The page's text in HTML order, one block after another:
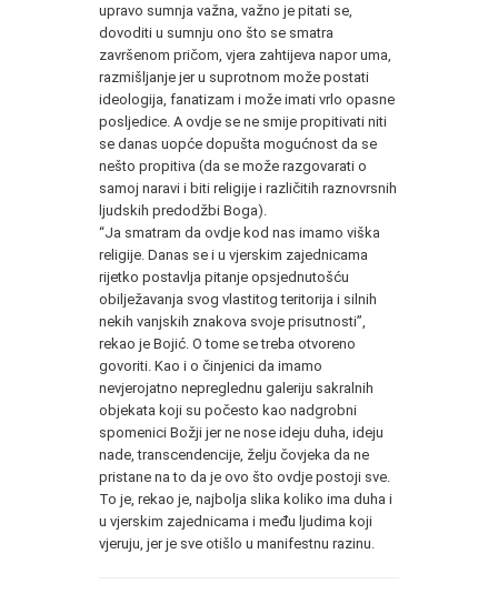
upravo sumnja važna, važno je pitati se,
dovoditi u sumnju ono što se smatra
završenom pričom, vjera zahtijeva napor uma,
razmišljanje jer u suprotnom može postati
ideologija, fanatizam i može imati vrlo opasne
posljedice. A ovdje se ne smije propitivati niti
se danas uopće dopušta mogućnost da se
nešto propitiva (da se može razgovarati o
samoj naravi i biti religije i različitih raznovrsnih
ljudskih predodžbi Boga).
“Ja smatram da ovdje kod nas imamo viška
religije. Danas se i u vjerskim zajednicama
rijetko postavlja pitanje opsjednutošću
obilježavanja svog vlastitog teritorija i silnih
nekih vanjskih znakova svoje prisutnosti”,
rekao je Bojić. O tome se treba otvoreno
govoriti. Kao i o činjenici da imamo
nevjerojatno nepreglednu galeriju sakralnih
objekata koji su počesto kao nadgrobni
spomenici Božji jer ne nose ideju duha, ideju
nade, transcendencije, želju čovjeka da ne
pristane na to da je ovo što ovdje postoji sve.
To je, rekao je, najbolja slika koliko ima duha i
u vjerskim zajednicama i među ljudima koji
vjeruju, jer je sve otišlo u manifestnu razinu.